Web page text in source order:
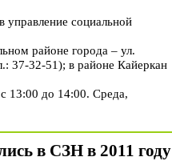
управление социальной
районе города – ул.
37-32-51); в районе Кайеркан
13:00 до 14:00. Среда,
в СЗН в 2011 году